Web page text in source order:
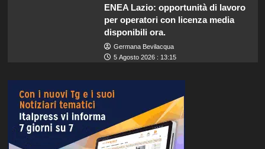
ENEA Lazio: opportunità di lavoro
per operatori con licenza media
disponibili ora.
Germana Bevilacqua
5 Agosto 2026 : 13:15